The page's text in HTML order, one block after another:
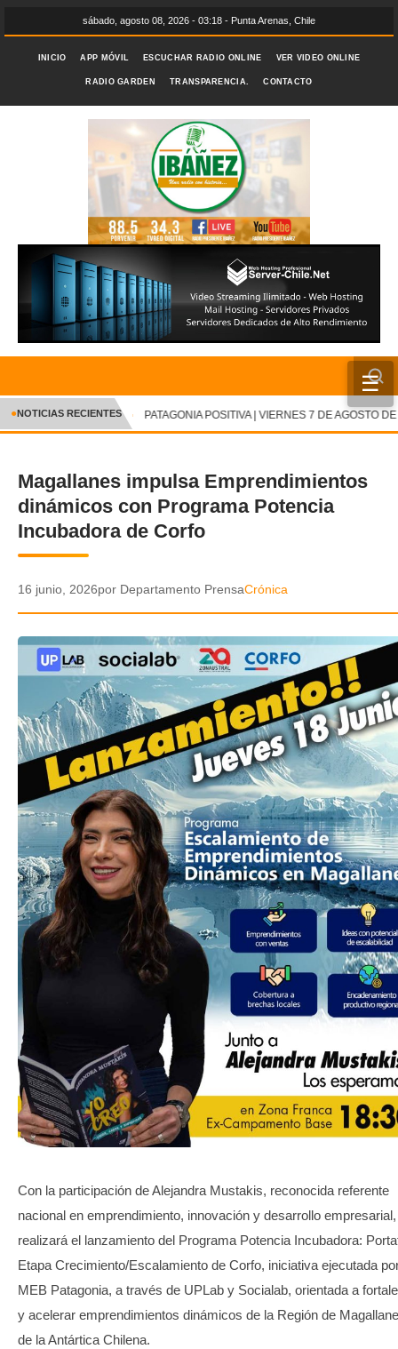
sábado, agosto 08, 2026 - 03:18 - Punta Arenas, Chile
INICIO APP MÓVIL ESCUCHAR RADIO ONLINE VER VIDEO ONLINE
RADIO GARDEN TRANSPARENCIA. CONTACTO
☰
INICIO
CRÓNICA
DEPORTES
ENTRETENIMIENTO Y CULTURA
AUDIOS
VIDEOS
GALERIA DE FOTOS
APP MÓVIL
TRANSPARENCIA
✕
●NOTICIAS RECIENTES PATAGONIA POSITIVA | VIERNES 7 DE AGOSTO DE
Magallanes impulsa Emprendimientos
dinámicos con Programa Potencia
Incubadora de Corfo
16 junio, 2026por Departamento PrensaCrónica
Con la participación de Alejandra Mustakis, reconocida referente
nacional en emprendimiento, innovación y desarrollo
realizará el lanzamiento del Programa Potencia Incubadora:
Etapa Crecimiento/Escalamiento de Corfo, iniciativa ejecutada
MEB Patagonia, a través de UPLab y Socialab, orientada a
y acelerar emprendimientos dinámicos de la Región de
de la Antártica Chilena.